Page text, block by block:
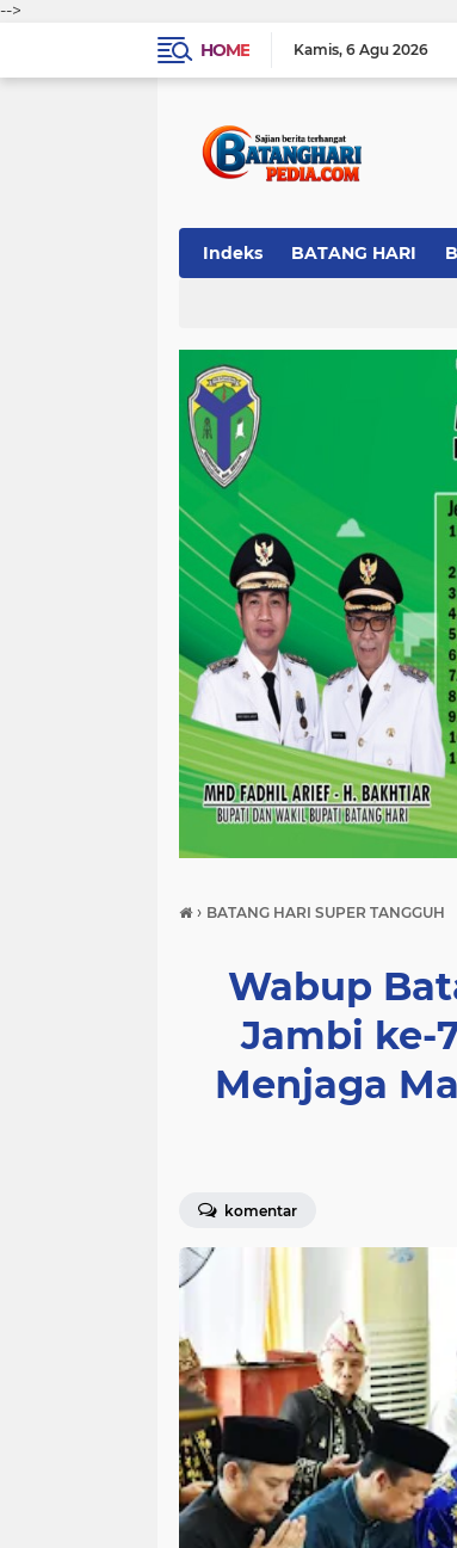
-->
HOME
Kamis 6 Agu 2026
Indeks BATANG HARI
› BATANG HARI SUPER TANGGUH
Wabup
Jambi ke-
Menjaga
komentar